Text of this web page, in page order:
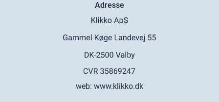
Adresse
web: www.klikko.dk